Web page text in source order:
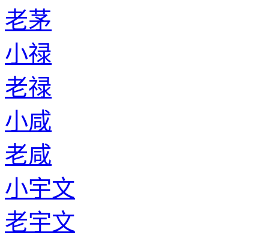
老茅
小禄
老禄
小咸
老咸
小宇文
老宇文